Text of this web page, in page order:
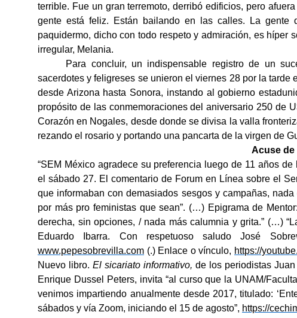
terrible. Fue un gran terremoto, derribó edificios, pero
gente está feliz. Están bailando en las calles. La gente
paquidermo, dicho con todo respeto y admiración, es híper
irregular, Melania.
Para concluir, un indispensable registro de un
sacerdotes y feligreses se unieron el viernes 28 por la
desde Arizona hasta Sonora, instando al gobierno
propósito de las conmemoraciones del aniversario 250 de
Corazón en Nogales, desde donde se divisa la valla
rezando el rosario y portando una pancarta de la virgen de
Acuse de
“SEM México agradece su preferencia luego de 11 años
el sábado 27. El comentario de Forum en Línea sobre el
que informaban con demasiados sesgos y campañas,
por más pro feministas que sean”. (…) Epigrama de
derecha, sin opciones, / nada más calumnia y grita.” (…)
Eduardo Ibarra. Con respetuoso saludo José
www.pepesobrevilla.com (.) Enlace o vínculo, https://
Nuevo libro. El sicariato informativo, de los periodistas
Enrique Dussel Peters, invita “al curso que la UNAM/
venimos impartiendo anualmente desde 2017, titulado:
sábados y vía Zoom, iniciando el 15 de agosto”, https://